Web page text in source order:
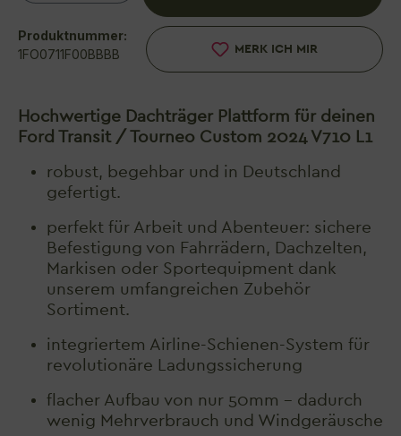
MERK ICH MIR
Produktnummer:
1FO0711F00BBBB
Hochwertige Dachträger Plattform für deinen
Ford Transit / Tourneo Custom 2024 V710 L1
robust, begehbar und in Deutschland
gefertigt.
perfekt für Arbeit und Abenteuer: sichere
Befestigung von Fahrrädern, Dachzelten,
Markisen oder Sportequipment dank
unserem umfangreichen Zubehör
Sortiment.
integriertem Airline-Schienen-System für
revolutionäre Ladungssicherung
flacher Aufbau von nur 50mm - dadurch
wenig Mehrverbrauch und Windgeräusche